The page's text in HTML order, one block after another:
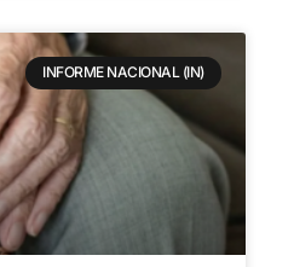
INFORME NACIONAL (IN)